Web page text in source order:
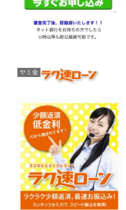
ヤミ金